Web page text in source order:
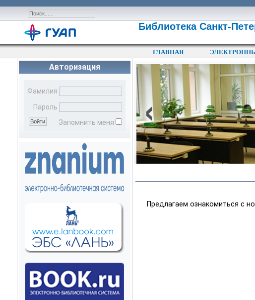
Библиотека Санкт-
ГЛАВНАЯ
Авторизация
Фамилия
Пароль
Запомнить меня
‹
Предлагаем ознакомиться с